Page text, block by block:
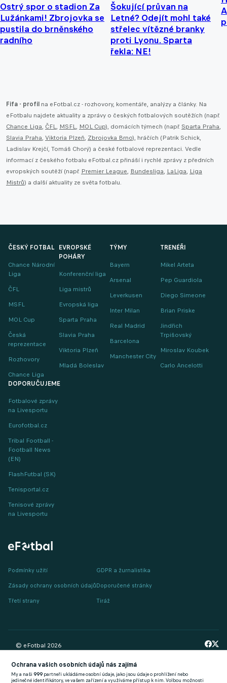
Ostrý spor o stadion Za
Lužánkami! Zbrojovka se
pustila do brněnského
radního
Šokující průvan na
Letné? Odejít mohl také
střelec vítězné branky
proti Lyonu. Sparta
řekla: NE!
Fifa - profil na eFotbal.cz - rozhovory, komentáře, analýzy a články. Na
eFotbalu najdete aktuality a zprávy o českých fotbalových soutěžích (např.
Chance Liga, ČFL, MSFL, MOL Cup), domácích týmech (např. Sparta Praha,
Slavia Praha, Viktoria Plzeň, Zbrojovka Brno), hráčích (Patrik Schick,
Ladislav Krejčí, Tomáš Chorý) a české fotbalové reprezentaci. Vedle
informací z českého fotbalu eFotbal.cz přináší i rychlé zprávy z předních
evropských soutěží (např. Premier League, Bundesliga, LaLiga, Liga
Mistrů) a další aktuality ze světa fotbalu.
ČESKÝ FOTBAL
Chance Národní
Liga
ČFL
MSFL
MOL Cup
Česká
reprezentace
Rozhovory
Chance Liga
EVROPSKÉ
POHÁRY
Konferenční liga
Liga mistrů
Evropská liga
Sparta Praha
Slavia Praha
Viktoria Plzeň
Mladá Boleslav
TÝMY
Bayern
Arsenal
Leverkusen
Inter Milan
Real Madrid
Barcelona
Manchester City
TRENÉŘI
Mikel Arteta
Pep Guardiola
Diego Simeone
Brian Priske
Jindřich
Trpišovský
Miroslav Koubek
Carlo Ancelotti
DOPORUČUJEME
Fotbalové zprávy
na Livesportu
Eurofotbal.cz
Tribal Football -
Football News
(EN)
FlashFutbal (SK)
Tenisportal.cz
Tenisové zprávy
na Livesportu
Podmínky užití
Zásady ochrany osobních údajů
Třetí strany
GDPR a žurnalistika
Doporučené stránky
Tiráž
© eFotbal 2026
Ochrana vašich osobních údajů nás zajímá
My a naši999 partneři ukládáme osobní údaje, jako jsou údaje o prohlížení nebo
jedinečné identifikátory, ve vašem zařízení a využíváme přístup k nim. Volbou možnosti